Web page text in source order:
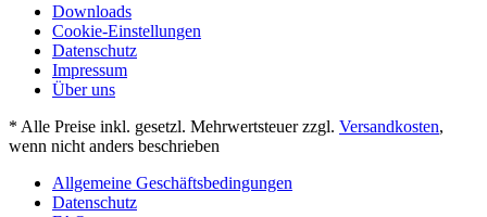
Downloads
Cookie-Einstellungen
Datenschutz
Impressum
Über uns
* Alle Preise inkl. gesetzl. Mehrwertsteuer zzgl. Versandkosten,
wenn nicht anders beschrieben
Allgemeine Geschäftsbedingungen
Datenschutz